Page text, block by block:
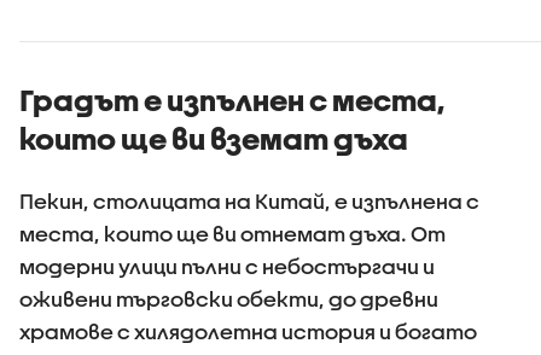
Градът е изпълнен с места,
които ще ви вземат дъха
Пекин, столицата на Китай, е изпълнена с
места, които ще ви отнемат дъха. От
модерни улици пълни с небостъргачи и
оживени търговски обекти, до древни
храмове с хилядолетна история и богато